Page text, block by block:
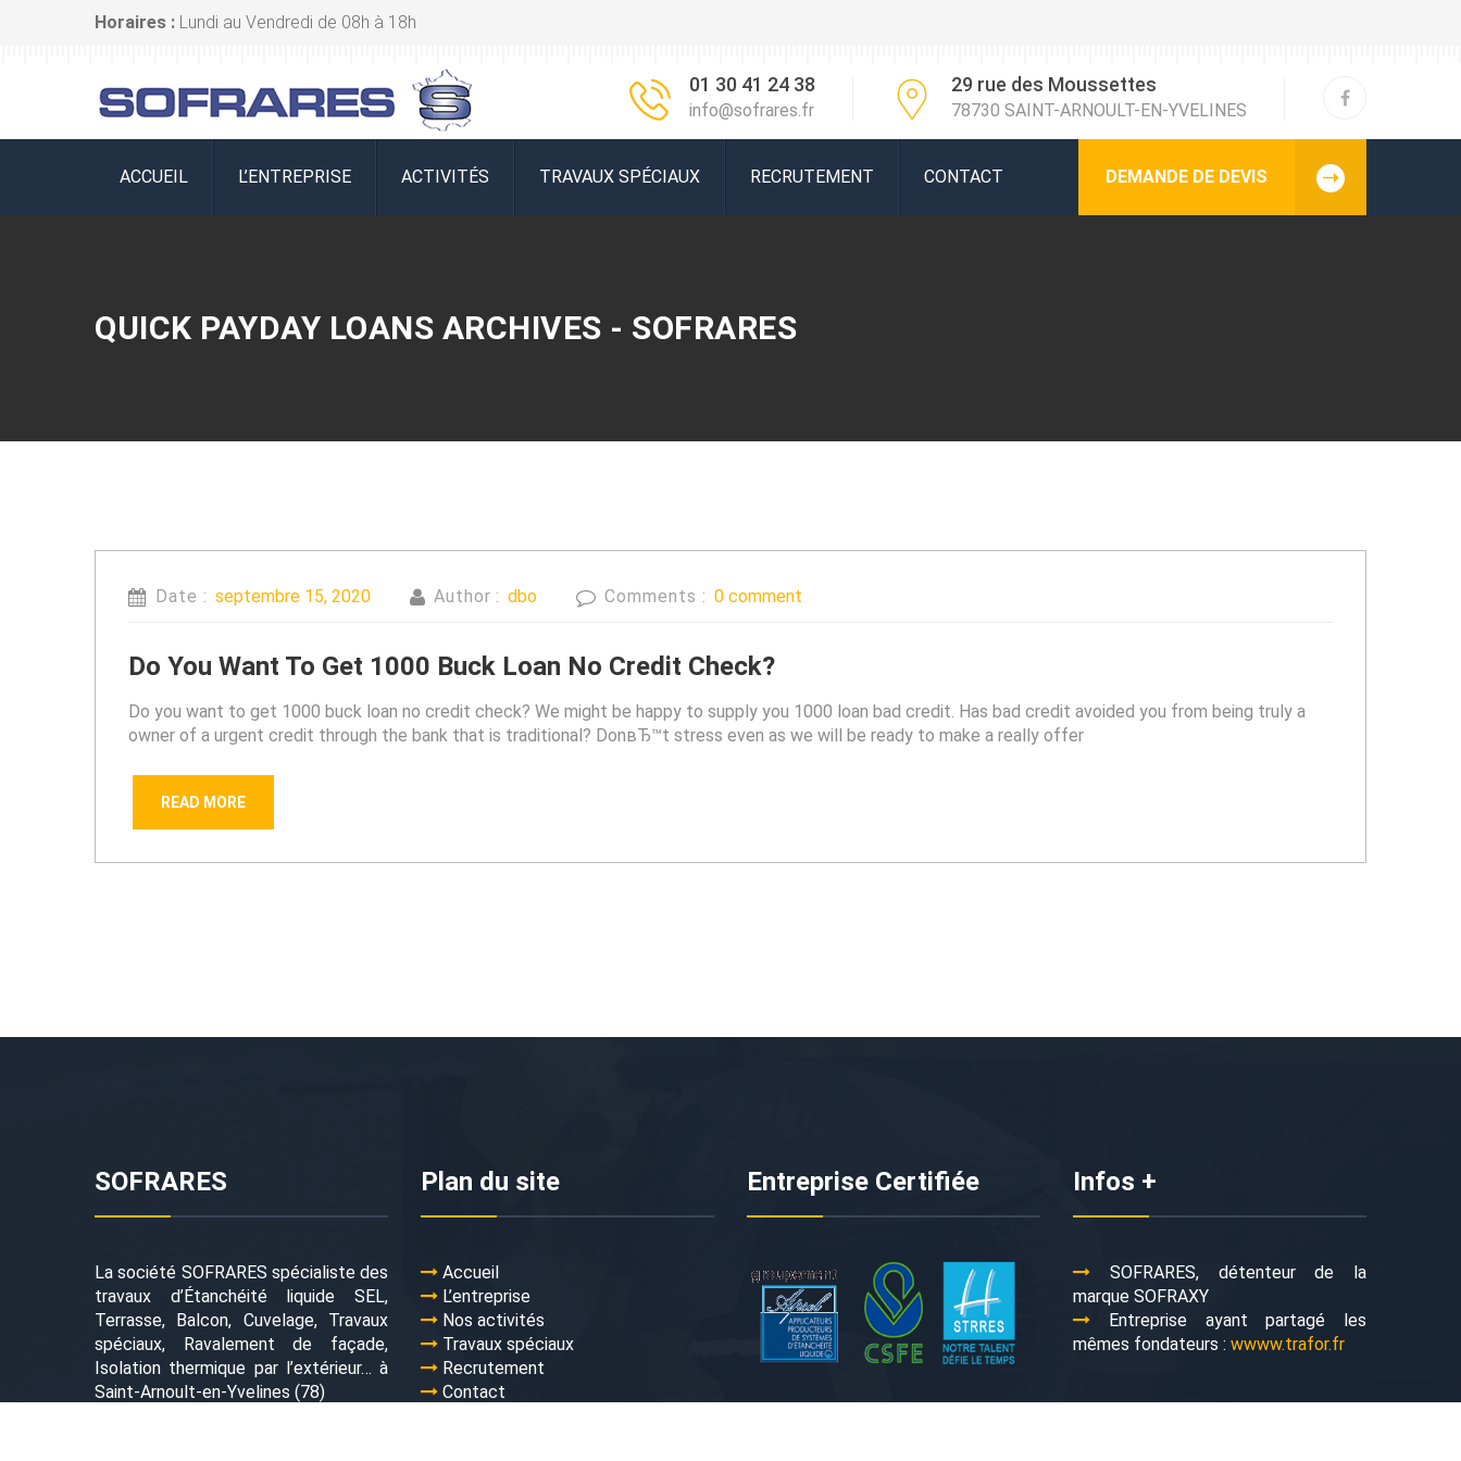
Horaires : Lundi au Vendredi de 08h à 18h
01 30 41 24 38
info@sofrares.fr
29 rue des Moussettes
78730 SAINT-ARNOULT-EN-YVELINES
ACCUEIL L’ENTREPRISE ACTIVITÉS TRAVAUX SPÉCIAUX RECRUTEMENT CONTACT DEMANDE DE DEVIS
QUICK PAYDAY LOANS ARCHIVES - SOFRARES
Date : septembre 15, 2020 Author : dbo Comments : 0 comment
Do You Want To Get 1000 Buck Loan No Credit Check?
Do you want to get 1000 buck loan no credit check? We might be happy to supply you 1000 loan bad credit. Has bad credit avoided you from being truly a
owner of a urgent credit through the bank that is traditional? DonвЂ™t stress even as we will be ready to make a really offer
READ MORE
SOFRARES
La société SOFRARES spécialiste des
travaux d’Étanchéité liquide SEL,
Terrasse, Balcon, Cuvelage, Travaux
spéciaux, Ravalement de façade,
Isolation thermique par l’extérieur… à
Saint-Arnoult-en-Yvelines (78)
Plan du site
Accueil
L’entreprise
Nos activités
Travaux spéciaux
Recrutement
Contact
Entreprise Certifiée Infos +
SOFRARES, détenteur de la
marque SOFRAXY
Entreprise ayant partagé les
mêmes fondateurs : wwww.trafor.fr